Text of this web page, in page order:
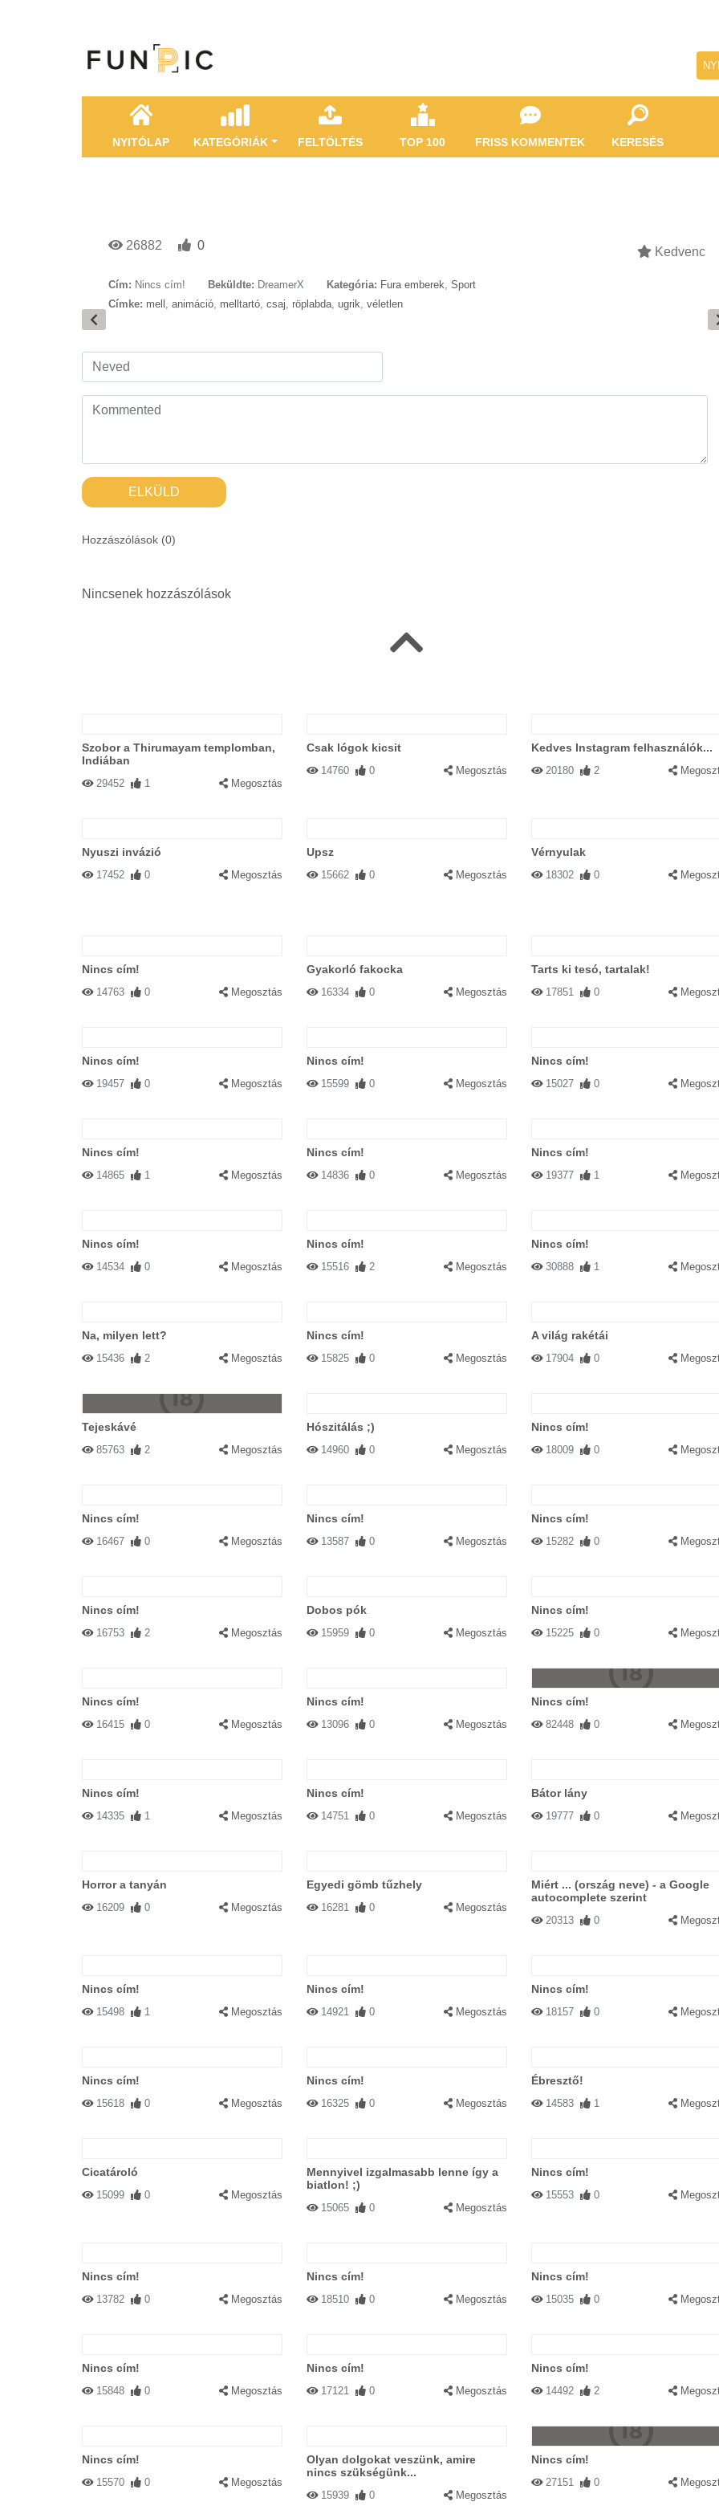
NYITÓLAP KATEGÓRIÁK FELTÖLTÉS TOP 100 FRISS KOMMENTEK KERESÉS
26882 0 Kedvenc
Cím: Nincs cím! Beküldte: DreamerX Kategória: Fura emberek, Sport
Címke: mell , animáció, melltartó, csaj, röplabda, ugrik, véletlen
ELKÜLD
Hozzászólások (0)
Nincsenek hozzászólások
Szobor a Thirumayam templomban,
Indiában
29452 1 Megosztás
Csak lógok kicsit
14760 0 Megosztás
Kedves Instagram felhasználók...
20180 2
Nyuszi invázió
17452 0 Megosztás
Upsz
15662 0 Megosztás
Vérnyulak
18302 0
Nincs cím!
14763 0 Megosztás
Gyakorló fakocka
16334 0 Megosztás
Tarts ki tesó, tartalak!
17851 0
Nincs cím!
19457 0 Megosztás
Nincs cím!
15599 0 Megosztás
Nincs cím!
15027 0
Nincs cím!
14865 1 Megosztás
Nincs cím!
14836 0 Megosztás
Nincs cím!
19377 1
Nincs cím!
14534 0 Megosztás
Nincs cím!
15516 2 Megosztás
Nincs cím!
30888 1
Na, milyen lett?
15436 2 Megosztás
Nincs cím!
15825 0 Megosztás
A világ rakétái
17904 0
Tejeskávé
85763 2 Megosztás
Hószitálás ;)
14960 0 Megosztás
Nincs cím!
18009 0
Nincs cím!
16467 0 Megosztás
Nincs cím!
13587 0 Megosztás
Nincs cím!
15282 0
Nincs cím!
16753 2 Megosztás
Dobos pók
15959 0 Megosztás
Nincs cím!
15225 0
Nincs cím!
16415 0 Megosztás
Nincs cím!
13096 0 Megosztás
Nincs cím!
82448 0
Nincs cím!
14335 1 Megosztás
Nincs cím!
14751 0 Megosztás
Bátor lány
19777 0
Horror a tanyán
16209 0 Megosztás
Egyedi gömb tűzhely
16281 0 Megosztás
Miért ... (ország neve) - a Google
autocomplete szerint
20313 0
Nincs cím!
15498 1 Megosztás
Nincs cím!
14921 0 Megosztás
Nincs cím!
18157 0
Nincs cím!
15618 0 Megosztás
Nincs cím!
16325 0 Megosztás
Ébresztő!
14583 1
Cicatároló
15099 0 Megosztás
Mennyivel izgalmasabb lenne így a
biatlon! ;)
15065 0 Megosztás
Nincs cím!
15553 0
Nincs cím!
13782 0 Megosztás
Nincs cím!
18510 0 Megosztás
Nincs cím!
15035 0
Nincs cím!
15848 0 Megosztás
Nincs cím!
17121 0 Megosztás
Nincs cím!
14492 2
Nincs cím!
15570 0 Megosztás
Olyan dolgokat veszünk, amire
nincs szükségünk...
15939 0 Megosztás
Nincs cím!
27151 0